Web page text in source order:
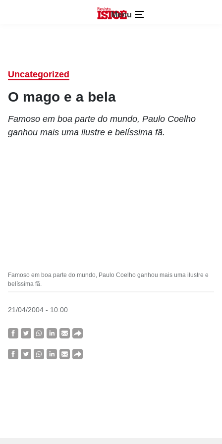
Menu
Uncategorized
O mago e a bela
Famoso em boa parte do mundo, Paulo Coelho
ganhou mais uma ilustre e belíssima fã.
Famoso em boa parte do mundo, Paulo Coelho ganhou mais uma ilustre e
belíssima fã.
21/04/2004 - 10:00